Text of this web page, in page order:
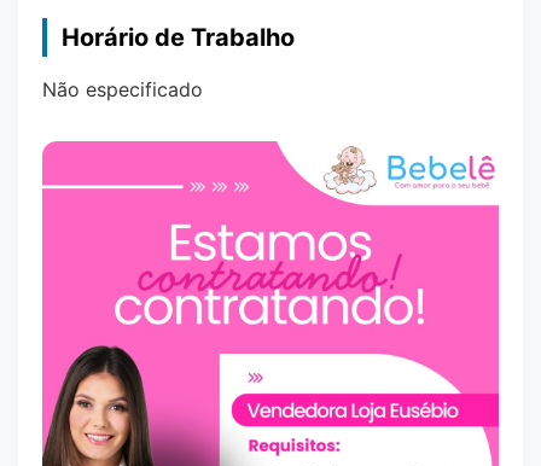
Horário de Trabalho
Não especificado